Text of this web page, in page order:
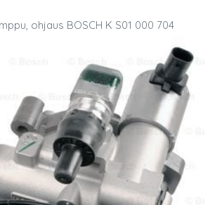
ohjaus BOSCH K S01 000 704